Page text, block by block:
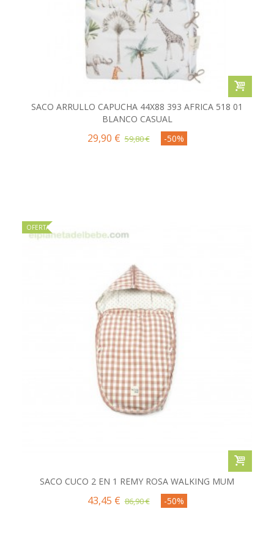
SACO ARRULLO CAPUCHA 44X88 393 AFRICA 518 01
BLANCO CASUAL
29,90 € 59,80 € -50%
OFERTA
SACO CUCO 2 EN 1 REMY ROSA WALKING MUM
43,45 € 86,90 € -50%